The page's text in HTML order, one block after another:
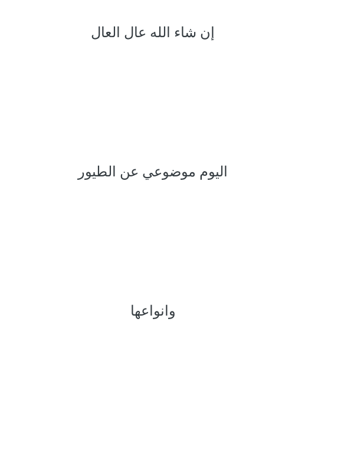
إن شاء الله عال العال
اليوم موضوعي عن الطيور
وانواعها